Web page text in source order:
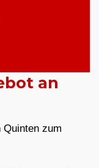
an
Quinten zum